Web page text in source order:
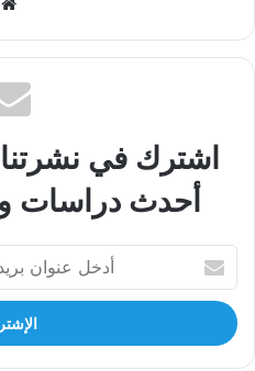
اشترك في نشرتنا
أحدث دراسات
عنوان
بريدك
الالكتروني